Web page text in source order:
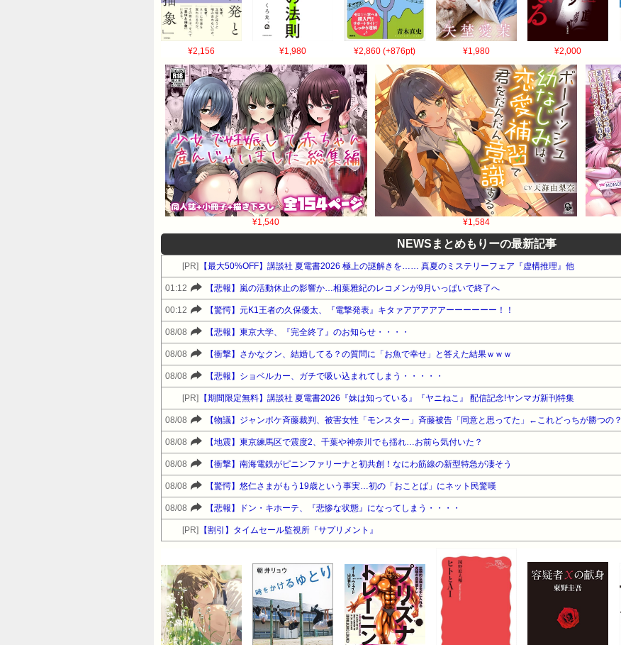
¥2,156 ¥1,980 ¥2,860 (+876pt) ¥1,980 ¥2,000
¥1,540 ¥1,584
NEWSまとめもりーの最新記事
[PR] 【最大50%OFF】講談社 夏電書2026 極上の謎解きを…… 真夏のミステリーフェア『虚構推理』他
01:12 【悲報】嵐の活動休止の影響か…相葉雅紀のレコメンが9月いっぱいで終了へ
00:12 【驚愕】元K1王者の久保優太、『電撃発表』キタァアアアアアーーーーーー！！
08/08 【悲報】東京大学、『完全終了』のお知らせ・・・・
08/08 【衝撃】さかなクン、結婚してる？の質問に「お魚で幸せ」と答えた結果ｗｗｗ
08/08 【悲報】ショベルカー、ガチで吸い込まれてしまう・・・・・
[PR] 【期間限定無料】講談社 夏電書2026『妹は知っている』『ヤニねこ』 配信記念!ヤンマガ新刊特集
08/08 【物議】ジャンポケ斉藤裁判、被害女性「モンスター」斉藤被告「同意と思ってた」←これどっちが勝つの？
08/08 【地震】東京練馬区で震度2、千葉や神奈川でも揺れ…お前ら気付いた？
08/08 【衝撃】南海電鉄がピニンファリーナと初共創！なにわ筋線の新型特急が凄そう
08/08 【驚愕】悠仁さまがもう19歳という事実…初の「おことば」にネット民驚嘆
08/08 【悲報】ドン・キホーテ、『悲惨な状態』になってしまう・・・・
[PR] 【割引】タイムセール監視所『サプリメント』